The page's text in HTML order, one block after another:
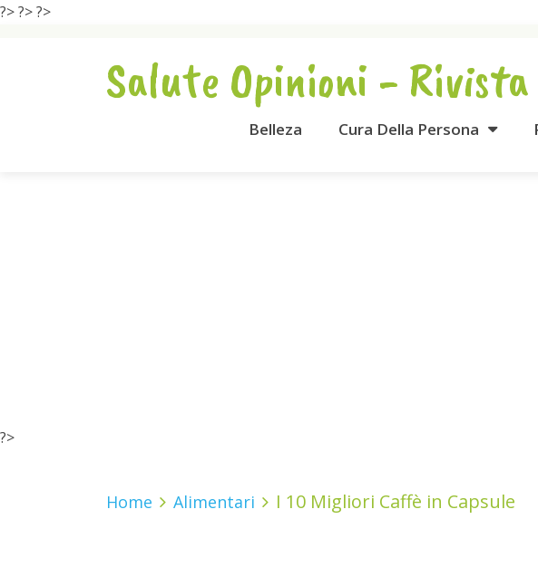
?>?>?>
Salute Opinioni -
Belleza Cura Della Persona
?>
Home Alimentari I 10 Migliori Caffè in Capsule